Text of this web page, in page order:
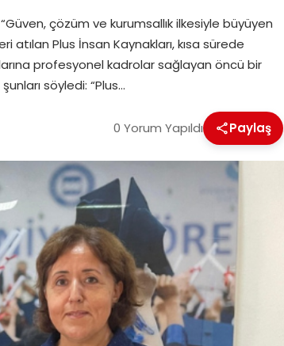
çözüm ve kurumsallık ilkesiyle büyüyen
Plus İnsan Kaynakları, kısa sürede
profesyonel kadrolar sağlayan öncü bir
söyledi: “Plus…
0 Yorum Yapıldı Paylaş